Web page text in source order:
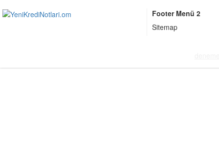
Footer Menü 2
Sitemap